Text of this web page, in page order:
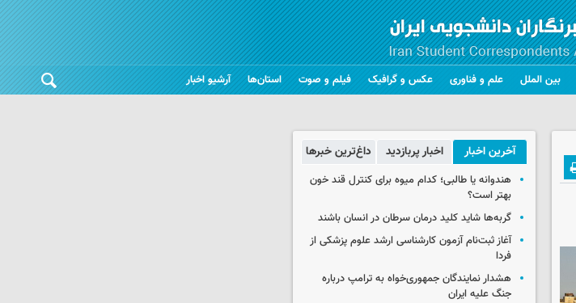
بین الملل علم و فناوری عکس و گرافیک فیلم و صوت استان‌ها آرشیو اخبار
آخرین اخبار اخبار پربازدید داغ‌ترین خبرها
هندوانه یا طالبی؛ کدام‌ میوه برای کنترل قند خون
بهتر است؟
گربه‌ها شاید کلید درمان سرطان در انسان باشند
آغاز ثبت‌نام‌ آزمون کارشناسی ارشد علوم پزشکی از
فردا
هشدار نمایندگان جمهوری‌خواه به ترامپ درباره
جنگ علیه ایران